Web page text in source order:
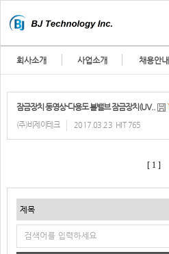
회사소개 사업소개 채용안내
잠금장치 동영상-다용도 볼밸브 잠금장치(UV..
(주)비제이테크 2017.03.23 HIT 765
[ 1 ]